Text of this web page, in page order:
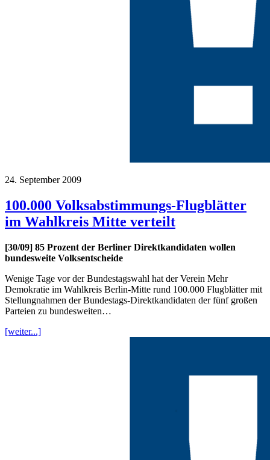
24. September 2009
100.000 Volksabstimmungs-Flugblätter
im Wahlkreis Mitte verteilt
[30/09] 85 Prozent der Berliner Direktkandidaten wollen
bundesweite Volksentscheide
Wenige Tage vor der Bundestagswahl hat der Verein Mehr
Demokratie im Wahlkreis Berlin-Mitte rund 100.000 Flugblätter mit
Stellungnahmen der Bundestags-Direktkandidaten der fünf großen
Parteien zu bundesweiten…
[weiter...]